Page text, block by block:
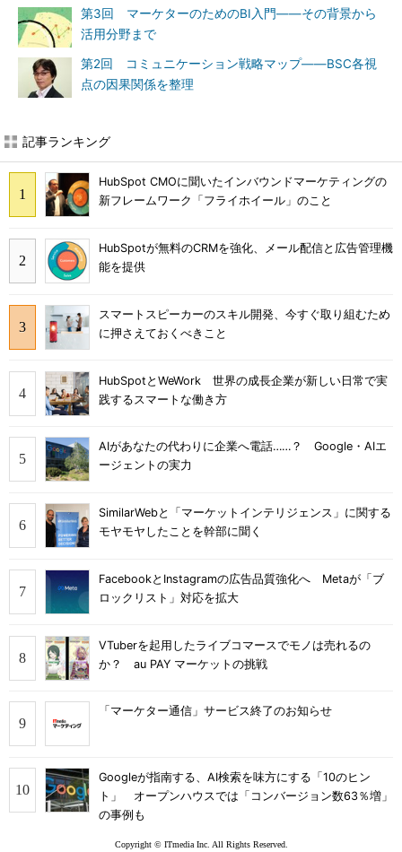
第3回 マーケターのためのBI入門――その背景から
活用分野まで
第2回 コミュニケーション戦略マップ――BSC各視
点の因果関係を整理
記事ランキング
HubSpot CMOに聞いたインバウンドマーケティングの
新フレームワーク「フライホイール」のこと
HubSpotが無料のCRMを強化、メール配信と広告管理機
能を提供
スマートスピーカーのスキル開発、今すぐ取り組むため
に押さえておくべきこと
HubSpotとWeWork 世界の成長企業が新しい日常で実
践するスマートな働き方
AIがあなたの代わりに企業へ電話……？ Google・AIエ
ージェントの実力
SimilarWebと「マーケットインテリジェンス」に関する
モヤモヤしたことを幹部に聞く
FacebookとInstagramの広告品質強化へ Metaが「ブ
ロックリスト」対応を拡大
VTuberを起用したライブコマースでモノは売れるの
か？ au PAY マーケットの挑戦
「マーケター通信」サービス終了のお知らせ
Googleが指南する、AI検索を味方にする「10のヒン
ト」 オープンハウスでは「コンバージョン数63％増」
の事例も
Copyright © ITmedia Inc. All Rights Reserved.